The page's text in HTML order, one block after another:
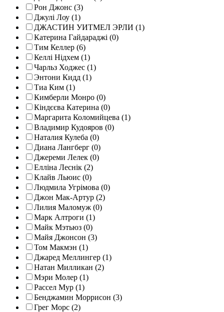
Рон Джонс (3)
Джулі Лоу (1)
ДЖАСТИН УИТМЕЛ ЭРЛИ (1)
Катерина Гайдараджі (0)
Тим Келлер (6)
Келлі Нідхем (1)
Чарльз Ходжес (1)
Энтони Кидд (1)
Тиа Ким (1)
Кимберли Монро (0)
Кіндєєва Катерина (0)
Маргарита Коломийцева (1)
Владимир Кудояров (0)
Наталия Кулеба (0)
Диана Лангберг (0)
Джереми Лелек (0)
Елліна Леснік (2)
Клайв Льюис (0)
Людмила Угрімова (0)
Джон Мак-Артур (2)
Лилия Маломуж (0)
Марк Алтроги (1)
Майк Мэтьюз (0)
Майя Джонсон (3)
Том Макмэн (1)
Джаред Меллингер (1)
Натан Милликан (2)
Мэри Молер (1)
Рассел Мур (1)
Бенджамин Моррисон (3)
Грег Морс (2)